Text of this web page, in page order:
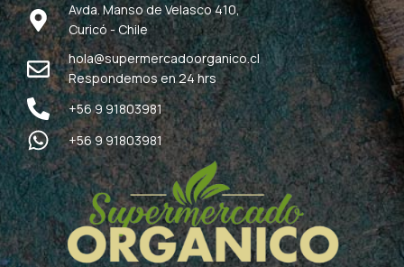
Avda. Manso de Velasco 410,
Curicó - Chile
hola@supermercadoorganico.cl
Respondemos en 24 hrs
+56 9 91803981
+56 9 91803981